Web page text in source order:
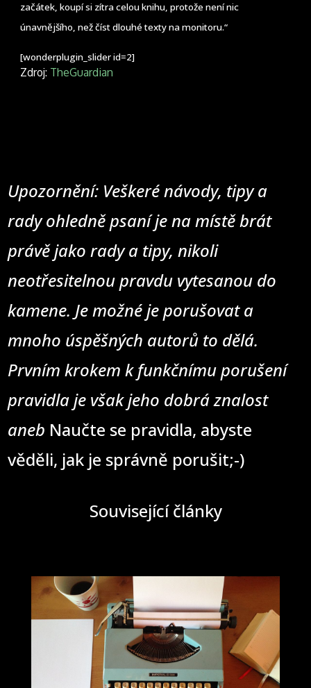
začátek, koupí si zítra celou knihu, protože není nic
únavnějšího, než číst dlouhé texty na monitoru.“
[wonderplugin_slider id=2]
Zdroj: TheGuardian
Upozornění: Veškeré návody, tipy a
rady ohledně psaní je na místě brát
právě jako rady a tipy, nikoli
neotřesitelnou pravdu vytesanou do
kamene. Je možné je porušovat a
mnoho úspěšných autorů to dělá.
Prvním krokem k funkčnímu porušení
pravidla je však jeho dobrá znalost
aneb Naučte se pravidla, abyste
věděli, jak je správně porušit;-)
Související články